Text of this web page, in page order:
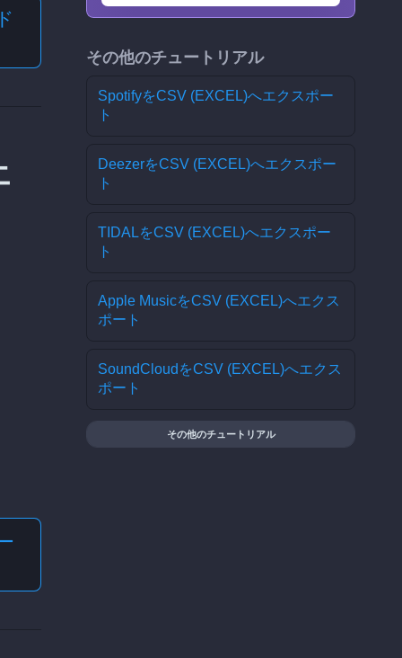
その他のチュートリアル
SpotifyをCSV (EXCEL)へエクスポー
ト
DeezerをCSV (EXCEL)へエクスポー
ト
TIDALをCSV (EXCEL)へエクスポー
ト
Apple MusicをCSV (EXCEL)へエクス
ポート
SoundCloudをCSV (EXCEL)へエクス
ポート
その他のチュートリアル